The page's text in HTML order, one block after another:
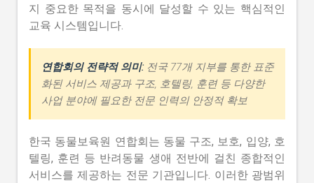
지 중요한 목적을 동시에 달성할 수 있는 핵심적인
교육 시스템입니다.
연합회의 전략적 의미: 전국 77개 지부를 통한 표준
화된 서비스 제공과 구조, 호텔링, 훈련 등 다양한
사업 분야에 필요한 전문 인력의 안정적 확보
한국 동물보육원 연합회는 동물 구조, 보호, 입양, 호
텔링, 훈련 등 반려동물 생애 전반에 걸친 종합적인
서비스를 제공하는 전문 기관입니다. 이러한 광범위